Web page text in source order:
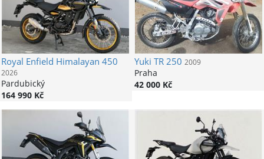
Royal Enfield Himalayan 450
2026
Pardubický
164 990 Kč
Yuki TR 250 2009
Praha
42 000 Kč